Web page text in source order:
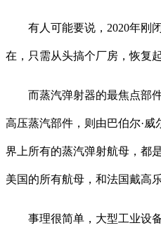
有人可能要说，2020年刚闭
在，只需从头搞个厂房，恢复
而蒸汽弹射器的最焦点部件
高压蒸汽部件，则由巴伯尔·
界上所有的蒸汽弹射航母，都
美国的所有航母，和法国戴高
事理很简单，大型工业设备